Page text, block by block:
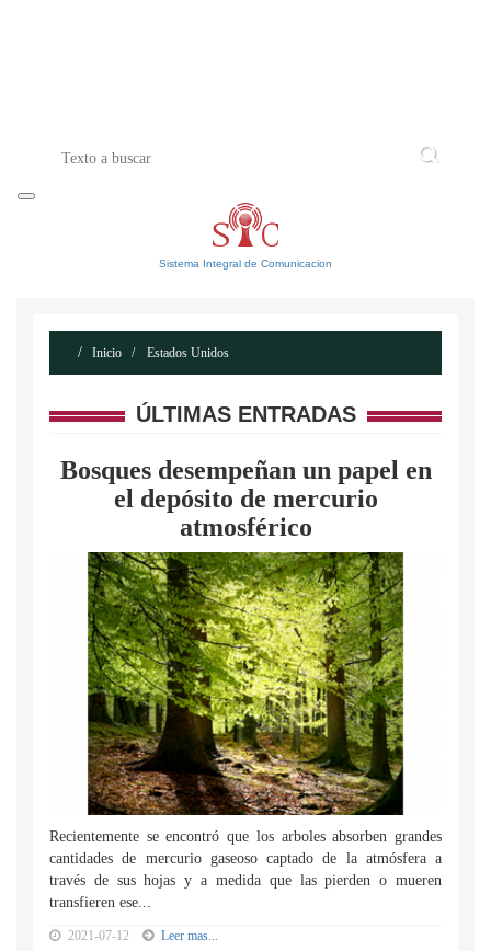
Sistema Integral de Comunicacion
Inicio Estados Unidos
ÚLTIMAS ENTRADAS
Bosques desempeñan un papel en
el depósito de mercurio
atmosférico
Recientemente se encontró que los arboles absorben grandes
cantidades de mercurio gaseoso captado de la atmósfera a
través de sus hojas y a medida que las pierden o mueren
transfieren ese...
2021-07-12 Leer mas...